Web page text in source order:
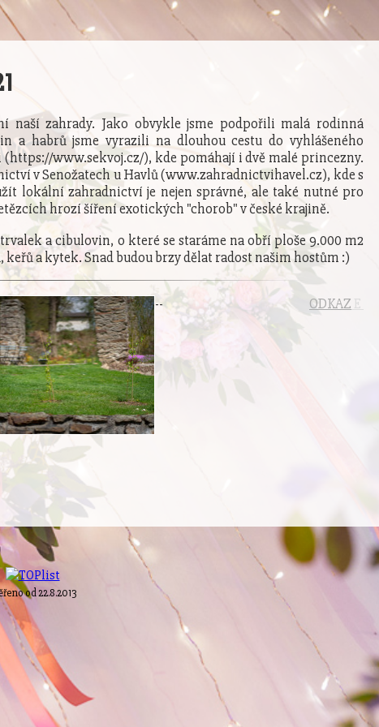
naší zahrady. Jako obvykle jsme podpořili malá rodinná
a habrů jsme vyrazili na dlouhou cestu do vyhlášeného
www.sekvoj.cz/), kde pomáhají i dvě malé princezny.
v Senožatech u Havlů (www.zahradnictvihavel.cz), kde s
lokální zahradnictví je nejen správné, ale také nutné pro
hrozí šíření exotických "chorob" v české krajině.
a cibulovin, o které se staráme na obří ploše 9.000 m2
a kytek. Snad budou brzy dělat radost našim hostům :)
E
- ODKAZ
-
od 22.8.2013